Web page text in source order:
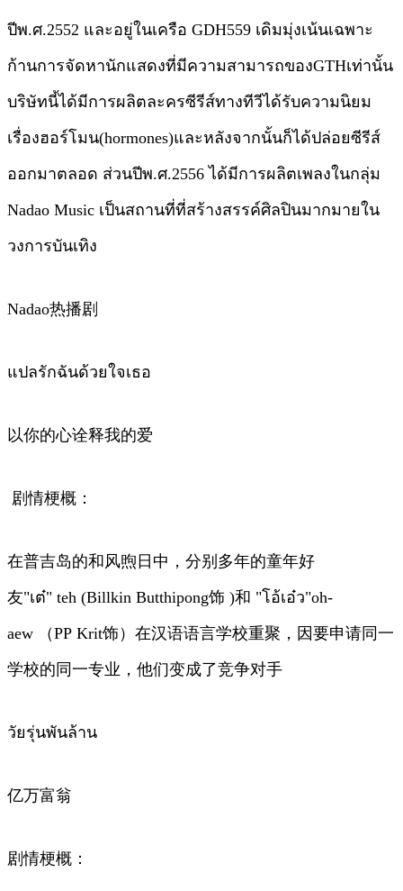
ปีพ.ศ.2552 และอยู่ในเครือ GDH559 เดิมมุ่งเน้นเฉพาะ
ก้านการจัดหานักแสดงที่มีความสามารถของGTHเท่านั้น
บริษัทนี้ได้มีการผลิตละครซีรีส์ทางทีวีได้รับความนิยม
เรื่องฮอร์โมน(hormones)และหลังจากนั้นก็ได้ปล่อยซีรีส์
ออกมาตลอด ส่วนปีพ.ศ.2556 ได้มีการผลิตเพลงในกลุ่ม
Nadao Music เป็นสถานที่ที่สร้างสรรค์ศิลปินมากมายใน
วงการบันเทิง
Nadao热播剧
แปลรักฉันด้วยใจเธอ
以你的心诠释我的爱
剧情梗概：
在普吉岛的和风煦日中，分别多年的童年好
友"เต๋" teh (Billkin Butthipong饰 )和 "โอ้เอ๋ว"oh-
aew （PP Krit饰）在汉语语言学校重聚，因要申请同一
学校的同一专业，他们变成了竞争对手
วัยรุ่นพันล้าน
亿万富翁
剧情梗概：